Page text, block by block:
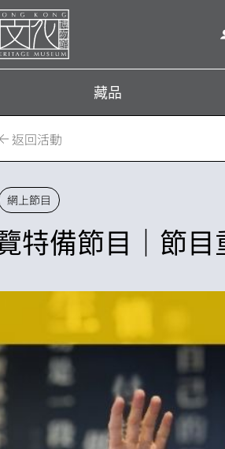
藏品
返回活動
網上節目
備節目｜節目